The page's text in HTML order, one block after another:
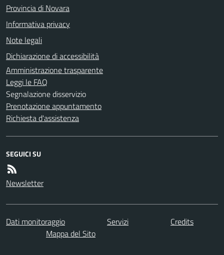
Provincia di Novara
Informativa privacy
Note legali
Dichiarazione di accessibilità
Amministrazione trasparente
Leggi le FAQ
Segnalazione disservizio
Prenotazione appuntamento
Richiesta d'assistenza
SEGUICI SU
Newsletter
Dati monitoraggio Servizi
Credits
Mappa del Sito